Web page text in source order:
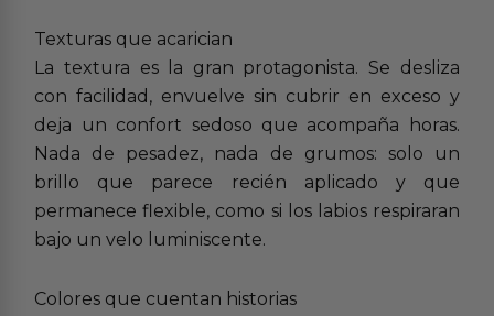
Texturas que acarician
La textura es la gran protagonista. Se desliza
con facilidad, envuelve sin cubrir en exceso y
deja un confort sedoso que acompaña horas.
Nada de pesadez, nada de grumos: solo un
brillo que parece recién aplicado y que
permanece flexible, como si los labios respiraran
bajo un velo luminiscente.
Colores que cuentan historias